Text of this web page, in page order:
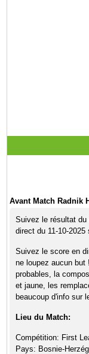
Avant Match Radnik
Suivez le résultat
direct du 11-10-
Suivez le score en
ne loupez aucun
probables, la
et jaune, les
beaucoup d'info sur
Lieu du Match:
Compétition: First
Pays: Bosnie-